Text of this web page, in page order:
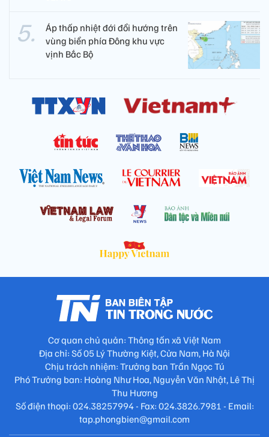
Áp thấp nhiệt đới đổi hướng trên
vùng biển phía Đông khu vực
vịnh Bắc Bộ
Cơ quan chủ quản: Thông tấn xã Việt Nam
Địa chỉ: Số 05 Lý Thường Kiệt, Cửa Nam, Hà Nội
Chịu trách nhiệm: Trưởng ban Trần Ngọc Tú
Phó Trưởng ban: Hoàng Như Hoa, Nguyễn Văn Nhật, Lê Thị
Thu Hương
Số điện thoại: 024.38257994 - Fax: 024.3826.7981 - Email:
tap.phongbien@gmail.com